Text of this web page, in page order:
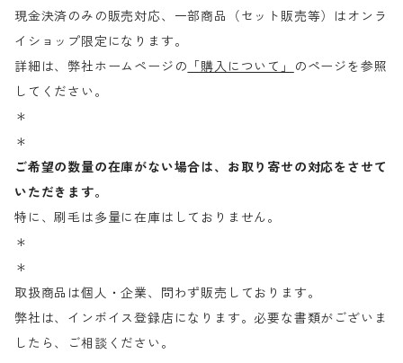
現金決済のみの販売対応、一部商品（セット販売等）はオンラ
イショップ限定になります。
詳細は、弊社ホームページの 「購入について」
のページを参照
してください。
＊
＊
ご希望の数量の在庫がない場合は、お取り寄せの対応をさせて
いただきます。
特に、刷毛は多量に在庫はしておりません。
＊
＊
取扱商品は個人・企業、問わず販売しております。
弊社は、インボイス登録店になります。必要な書類がございま
したら、ご相談ください。